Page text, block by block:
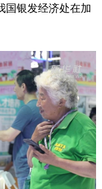
国银发经济处在加